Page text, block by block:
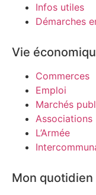
Infos utiles
Démarches
Vie
Commerces
Emploi
Marchés
Associations
L’Armée
Mon quotidien